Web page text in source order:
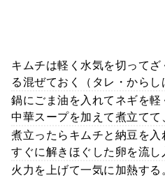
キムチは軽く水気を切って
る混ぜておく（タレ・からし
鍋にごま油を入れてネギを
中華スープを加えて煮立てて
煮立ったらキムチと納豆を入
すぐに解きほぐした卵を流し
火力を上げて一気に加熱す